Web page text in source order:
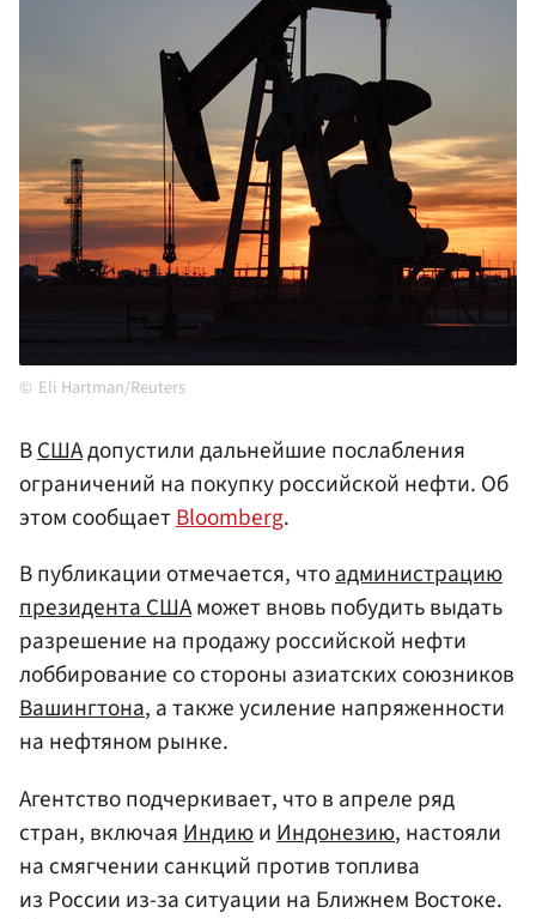
Eli Hartman/Reuters
ВСШАдопустили дальнейшие послабления
ограничений на покупку российской нефти. Об
этом сообщаетBloomberg.
В публикации отмечается, чтоадминистрацию
президента СШАможет вновь побудить выдать
разрешение на продажу российской нефти
лоббирование со стороны азиатских союзников
Вашингтона, а также усиление напряженности
на нефтяном рынке.
Агентство подчеркивает, что в апреле ряд
стран, включая Индиюи Индонезию, настояли
на смягчении санкций против топлива
из России из-за ситуации на Ближнем Востоке.